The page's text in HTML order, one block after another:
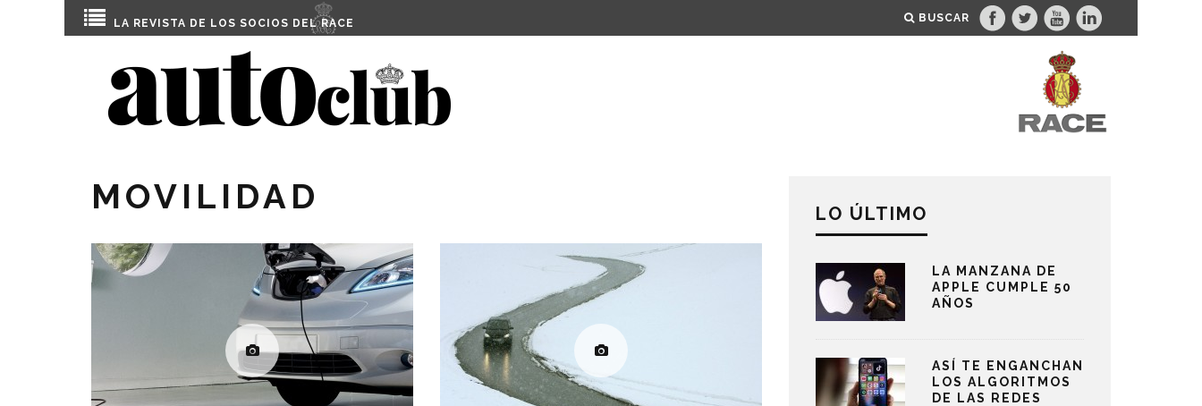
LA REVISTA DE LOS SOCIOS DEL RACE BUSCAR
MOVILIDAD LO ÚLTIMO
LA MANZANA DE
APPLE CUMPLE 50
AÑOS
ASÍ TE ENGANCHAN
LOS ALGORITMOS
DE LAS REDES